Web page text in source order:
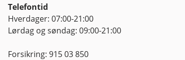
Telefontid
Hverdager: 07:00-21:00
Lørdag og søndag: 09:00-21:00
Forsikring: 915 03 850